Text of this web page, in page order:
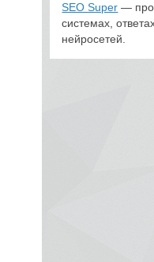
SEO Super —
системах,
нейросетей.